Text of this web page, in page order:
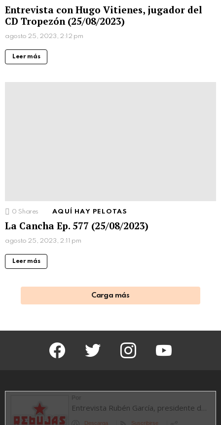
Entrevista con Hugo Vitienes, jugador del
CD Tropezón (25/08/2023)
agosto 25, 2023, 2:12 pm
Leer más
0 Shares AQUÍ HAY PELOTAS
La Cancha Ep. 577 (25/08/2023)
agosto 25, 2023, 2:11 pm
Leer más
Carga más
facebook twitter instagram youtube